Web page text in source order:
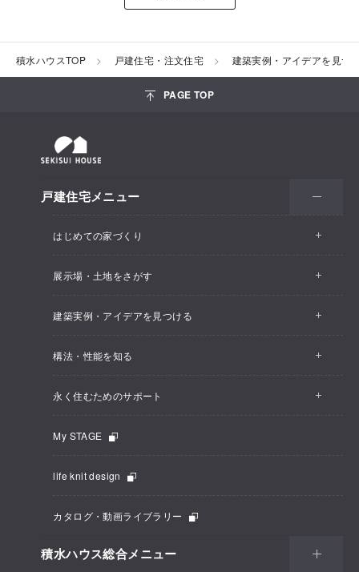
積水ハウスTOP 戸建住宅・注文住宅 建築実例・アイデアを見つ
PAGE TOP
戸建住宅メニュー
はじめての家づくり
展示場・土地をさがす
建築実例・アイデアを見つける
構法・性能を知る
永く住むためのサポート
My STAGE
life knit design
カタログ・動画ライブラリー
積水ハウス総合メニュー